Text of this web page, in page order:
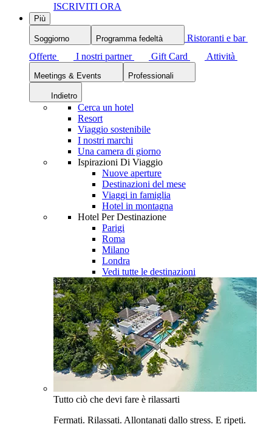
ISCRIVITI ORA
Più
Soggiorno Programma fedeltà
Ristoranti e bar
Offerte
I nostri partner Gift Card Attività
Meetings & Events Professionali
Indietro
Cerca un hotel
Resort
Viaggio sostenibile
I nostri marchi
Una camera di giorno
Ispirazioni Di Viaggio
Nuove aperture
Destinazioni del mese
Viaggi in famiglia
Hotel in montagna
Hotel Per Destinazione
Parigi
Roma
Milano
Londra
Vedi tutte le destinazioni
Tutto ciò che devi fare è rilassarti
Fermati. Rilassati. Allontanati dallo stress. E ripeti.